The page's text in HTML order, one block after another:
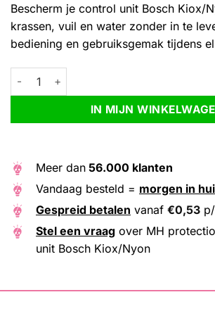
Bescherm je control unit Bosch Kiox/
krassen, vuil en water zonder in te
bediening en gebruiksgemak tijdens
MH protection cover control unit Bosch
IN MIJN
Alternative:
Meer dan 56.000 klanten
Vandaag besteld = morgen in
Gespreid betalen vanaf €0,53
Stel een vraag over MH
unit Bosch Kiox/Nyon